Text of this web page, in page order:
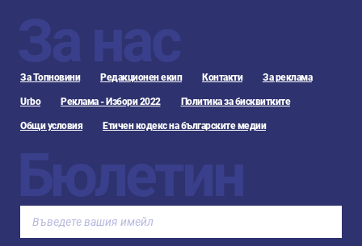
За нас
За Топновини Редакционен екип Контакти За реклама
Urbo Реклама - Избори 2022 Политика за бисквитките
Общи условия Етичен кодекс на българските медии
Бюлетин